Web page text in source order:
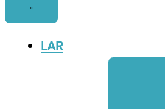
LAR